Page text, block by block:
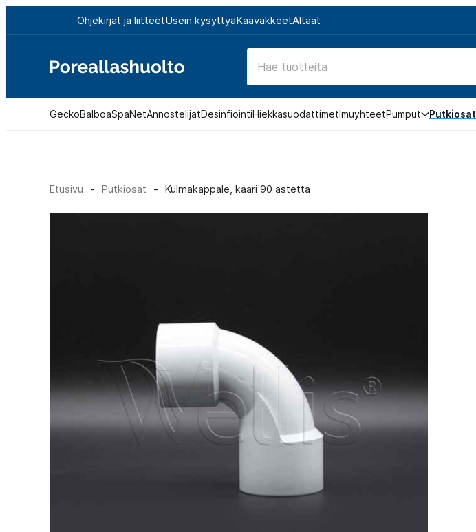
sisältöön
Ohjekirjat ja liitteetUsein kysyttyäKaavakkeetAltaat
Poreallashuolto
GeckoBalboaSpaNetAnnostelijatDesinfiointiHiekkasuodattimetImuyhteetPumput Putkiosat
Etusivu - Putkiosat - Kulmakappale, kaari 90 astetta